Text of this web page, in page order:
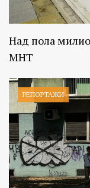
Над пола
МНТ
РЕПОРТАЖИ